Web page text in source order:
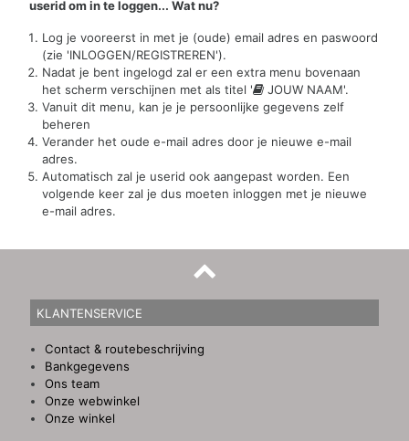
userid om in te loggen... Wat nu?
Log je vooreerst in met je (oude) email adres en paswoord
(zie 'INLOGGEN/REGISTREREN').
Nadat je bent ingelogd zal er een extra menu bovenaan
het scherm verschijnen met als titel '
JOUW NAAM'.
Vanuit dit menu, kan je je persoonlijke gegevens zelf
beheren
Verander het oude e-mail adres door je nieuwe e-mail
adres.
Automatisch zal je userid ook aangepast worden. Een
volgende keer zal je dus moeten inloggen met je nieuwe
e-mail adres.
KLANTENSERVICE
Contact & routebeschrijving
Bankgegevens
Ons team
Onze webwinkel
Onze winkel